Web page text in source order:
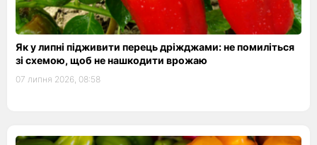
Як у липні підживити перець дріжджами: не помиліться
зі схемою, щоб не нашкодити врожаю
07 липня 2026, 08:58